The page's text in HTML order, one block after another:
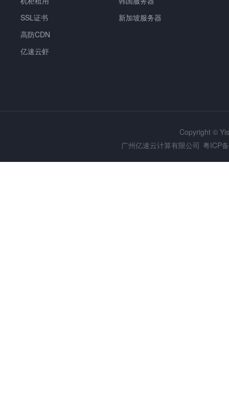
SSL证书
高防CDN
亿速云虾
新加坡服务器
Copyright ©
广州亿速云计算有限公司 粤ICP